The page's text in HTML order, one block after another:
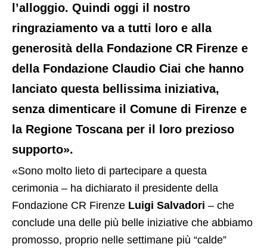
l’alloggio. Quindi oggi il nostro
ringraziamento va a tutti loro e alla
generosità della Fondazione CR Firenze e
della Fondazione Claudio Ciai che hanno
lanciato questa bellissima iniziativa,
senza dimenticare il Comune di Firenze e
la Regione Toscana per il loro prezioso
supporto».
«Sono molto lieto di partecipare a questa
cerimonia – ha dichiarato il presidente della
Fondazione CR Firenze Luigi Salvadori – che
conclude una delle più belle iniziative che abbiamo
promosso, proprio nelle settimane più “calde”